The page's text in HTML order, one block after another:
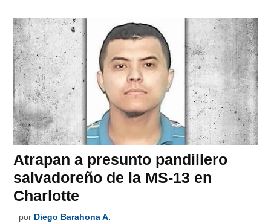
Atrapan a presunto pandillero
salvadoreño de la MS-13 en
Charlotte
por Diego Barahona A.